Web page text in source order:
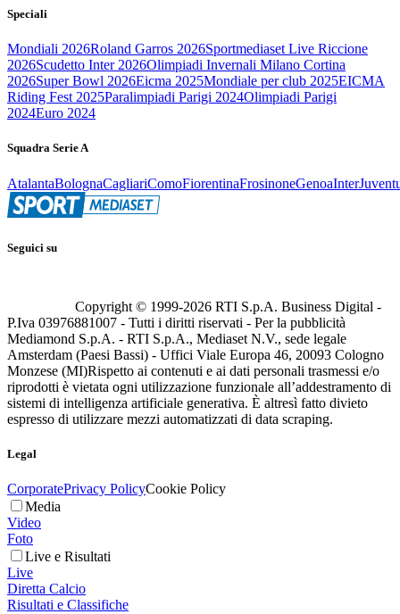
Speciali
Mondiali 2026Roland Garros 2026Sportmediaset Live Riccione
2026Scudetto Inter 2026Olimpiadi Invernali Milano Cortina
2026Super Bowl 2026Eicma 2025Mondiale per club 2025EICMA
Riding Fest 2025Paralimpiadi Parigi 2024Olimpiadi Parigi
2024Euro 2024
Squadra Serie A
AtalantaBolognaCagliariComoFiorentinaFrosinoneGenoaInter
Seguici su
Copyright © 1999-2026 RTI S.p.A. Business Digital -
P.Iva 03976881007 - Tutti i diritti riservati - Per la pubblicità
Mediamond S.p.A. - RTI S.p.A., Mediaset N.V., sede legale
Amsterdam (Paesi Bassi) - Uffici Viale Europa 46, 20093 Cologno
Monzese (MI)Rispetto ai contenuti e ai dati personali trasmessi e/o
riprodotti è vietata ogni utilizzazione funzionale all’addestramento di
sistemi di intelligenza artificiale generativa. È altresì fatto divieto
espresso di utilizzare mezzi automatizzati di data scraping.
Legal
CorporatePrivacy PolicyCookie Policy
Media
Video
Foto
Live e Risultati
Live
Diretta Calcio
Risultati e Classifiche